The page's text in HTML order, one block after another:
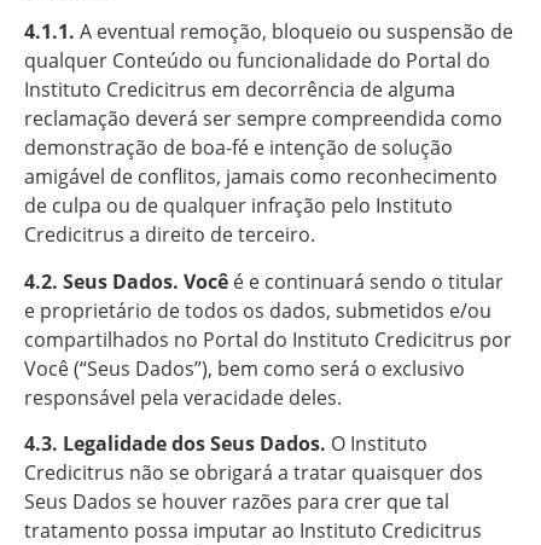
4.1.1. A eventual remoção, bloqueio ou suspensão de
qualquer Conteúdo ou funcionalidade do Portal do
Instituto Credicitrus em decorrência de alguma
reclamação deverá ser sempre compreendida como
demonstração de boa-fé e intenção de solução
amigável de conflitos, jamais como reconhecimento
de culpa ou de qualquer infração pelo Instituto
Credicitrus a direito de terceiro.
4.2. Seus Dados. Você é e continuará sendo o titular
e proprietário de todos os dados, submetidos e/ou
compartilhados no Portal do Instituto Credicitrus por
Você (“Seus Dados”), bem como será o exclusivo
responsável pela veracidade deles.
4.3. Legalidade dos Seus Dados. O Instituto
Credicitrus não se obrigará a tratar quaisquer dos
Seus Dados se houver razões para crer que tal
tratamento possa imputar ao Instituto Credicitrus